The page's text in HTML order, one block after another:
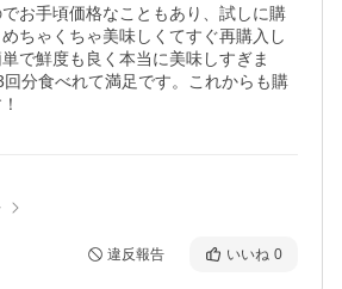
お手頃価格なこともあり、試しに購
ちゃくちゃ美味しくてすぐ再購入し
で鮮度も良く本当に美味しすぎま
分食べれて満足です。これからも購
違反報告 いいね 0